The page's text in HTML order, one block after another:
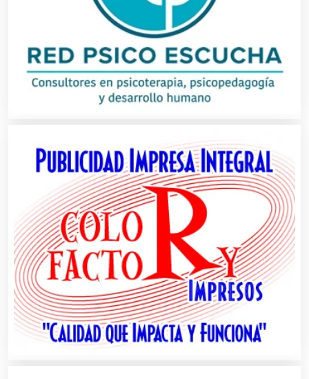
Asociaciones Empresariales
Audio, Sonido e Iluminación
Autobuses
Automatización
Automóviles Nuevos y Usados
Autopartes Eléctricas